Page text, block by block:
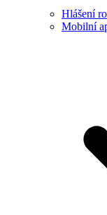
Hlášení
Mobilní